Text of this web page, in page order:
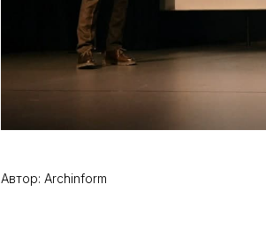
Автор: Archinform